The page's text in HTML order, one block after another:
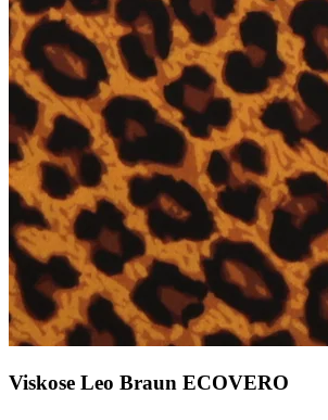
Viskose Leo Braun ECOVERO